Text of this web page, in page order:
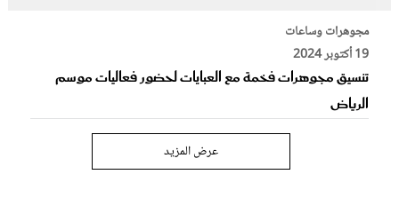
مجوهرات وساعات
19 أكتوبر 2024
تنسيق مجوهرات فخمة مع العبايات لحضور فعاليات موسم
الرياض
عرض المزيد